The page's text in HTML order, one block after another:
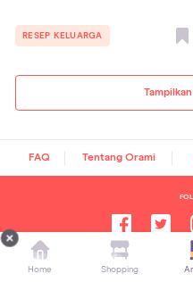
RESEP KELUARGA
FAQ Tentang Orami
Orami Articles — Artikel
Home Shopping